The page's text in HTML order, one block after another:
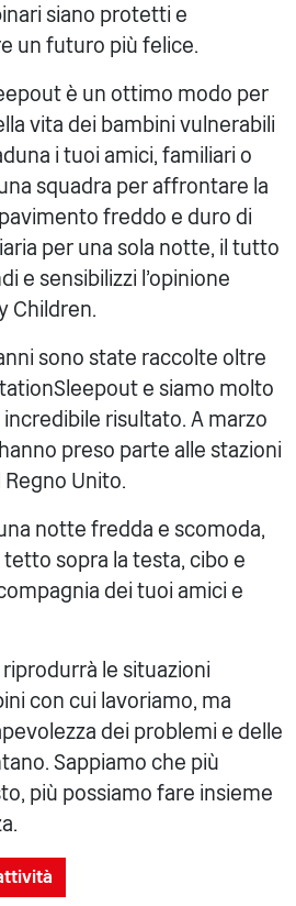
siano protetti e
un futuro più felice.
è un ottimo modo per
vita dei bambini vulnerabili
i tuoi amici, familiari o
squadra per affrontare la
freddo e duro di
per una sola notte, il tutto
e sensibilizzi l'opinione
Children.
sono state raccolte oltre
e siamo molto
risultato. A marzo
preso parte alle stazioni
Unito.
notte fredda e scomoda,
sopra la testa, cibo e
dei tuoi amici e
le situazioni
con cui lavoriamo, ma
dei problemi e delle
Sappiamo che più
più possiamo fare insieme